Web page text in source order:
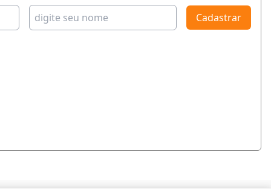
Cadastrar